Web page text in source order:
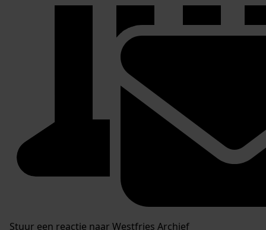
Stuur een reactie naar Westfries Archief